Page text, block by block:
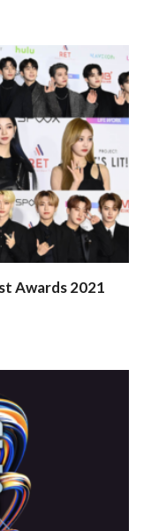
Awards 2021